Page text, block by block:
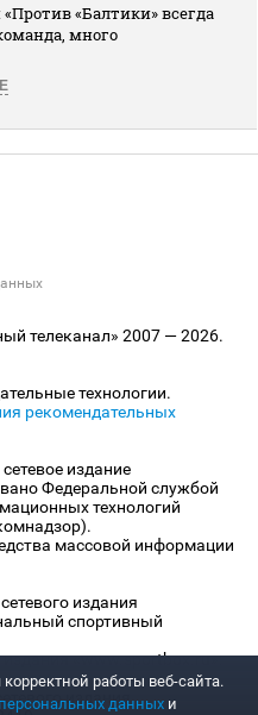
«Балтики» всегда
много
телеканал» 2007 — 2026.
технологии.
рекомендательных
издание
Федеральной службой
технологий
массовой информации
издания
спортивный
«www.sportbox.ru»:
издания
работы веб-сайта.
данных и